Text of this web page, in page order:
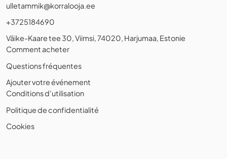
ulletammik@korralooja.ee
+3725184690
Väike-Kaare tee 30, Viimsi, 74020, Harjumaa, Estonie
Comment acheter
Questions fréquentes
Ajouter votre événement
Conditions d'utilisation
Politique de confidentialité
Cookies